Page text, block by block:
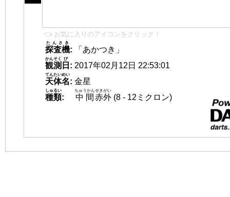
👈 お気に入りのアイコンをクリック！
探査機
たんさき
:
「あかつき」
観測
かんそく
日
び
: 2017年02月12日 22:53:01
天体名
てんたいめい
: 金星
種類
しゅるい
: 中間
ちゅうかん
赤外
せきがい
(8 - 12ミクロン)